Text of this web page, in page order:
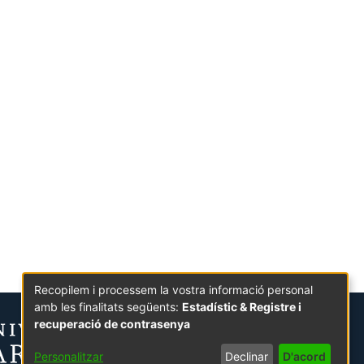
Recopilem i processem la vostra informació personal
amb les finalitats següents: Estadístic & Registre i
recuperació de contrasenya
Personalitzar Declinar D'acord